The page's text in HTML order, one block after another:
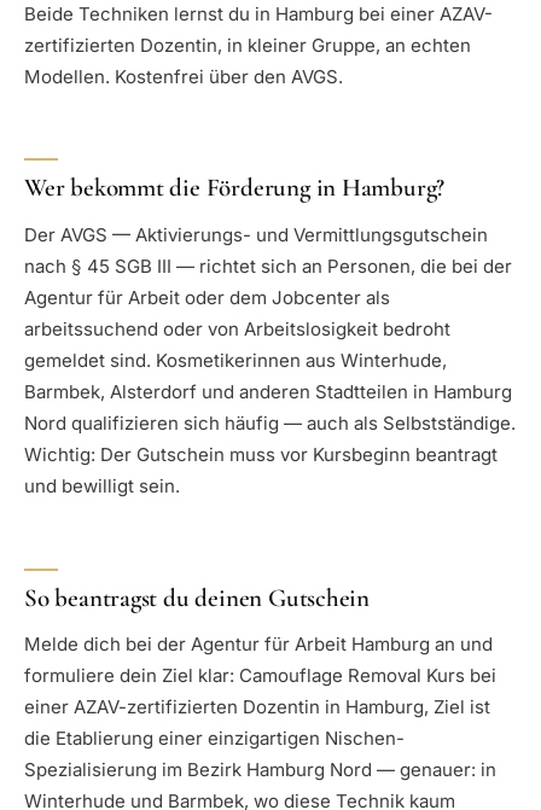
Beide Techniken lernst du in Hamburg bei einer AZAV-
zertifizierten Dozentin, in kleiner Gruppe, an echten
Modellen. Kostenfrei über den AVGS.
Wer bekommt die Förderung in Hamburg?
Der AVGS — Aktivierungs- und Vermittlungsgutschein
nach § 45 SGB III — richtet sich an Personen, die bei der
Agentur für Arbeit oder dem Jobcenter als
arbeitssuchend oder von Arbeitslosigkeit bedroht
gemeldet sind. Kosmetikerinnen aus Winterhude,
Barmbek, Alsterdorf und anderen Stadtteilen in Hamburg
Nord qualifizieren sich häufig — auch als Selbstständige.
Wichtig: Der Gutschein muss vor Kursbeginn beantragt
und bewilligt sein.
So beantragst du deinen Gutschein
Melde dich bei der Agentur für Arbeit Hamburg an und
formuliere dein Ziel klar: Camouflage Removal Kurs bei
einer AZAV-zertifizierten Dozentin in Hamburg, Ziel ist
die Etablierung einer einzigartigen Nischen-
Spezialisierung im Bezirk Hamburg Nord — genauer: in
Winterhude und Barmbek, wo diese Technik kaum